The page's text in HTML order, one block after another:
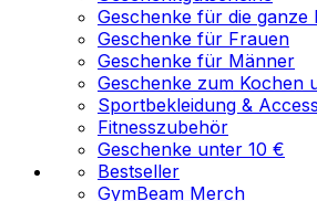
Geschenke für die ganze
Geschenke für Frauen
Geschenke für Männer
Geschenke zum Kochen
Sportbekleidung &
Fitnesszubehör
Geschenke unter 10 €
Bestseller
GymBeam Merch